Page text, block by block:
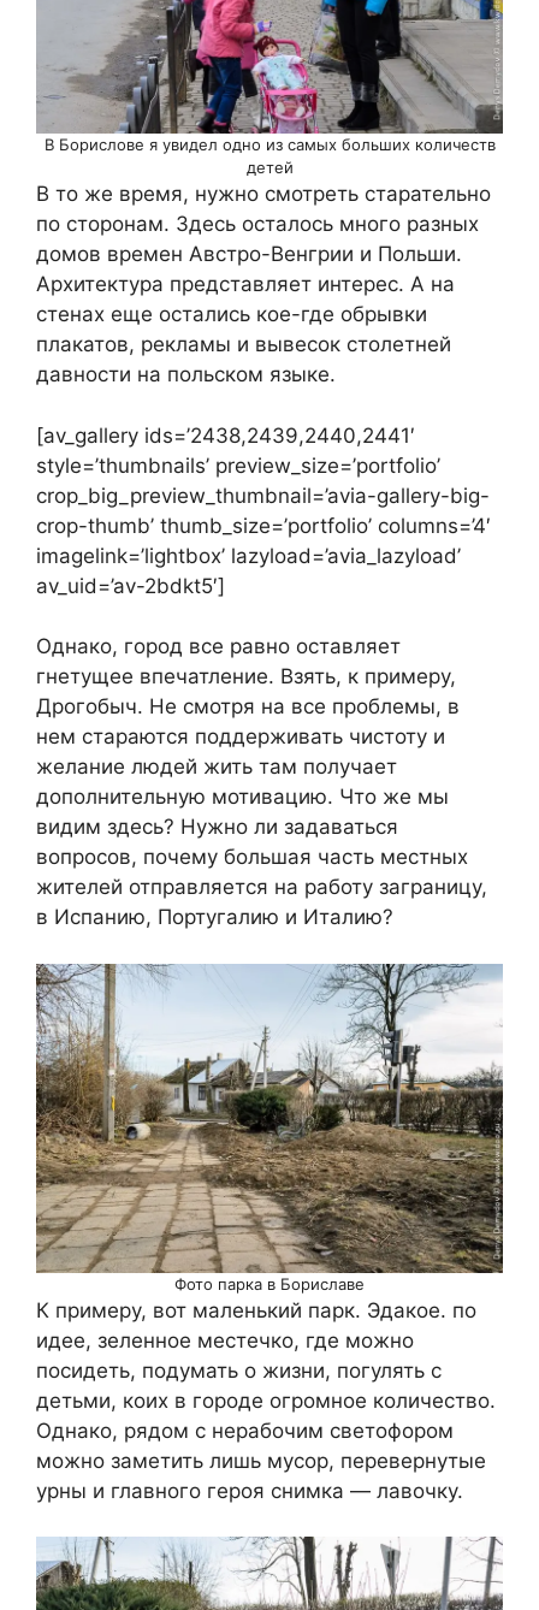
В Борислове я увидел одно из самых больших количеств
детей
В то же время, нужно смотреть старательно
по сторонам. Здесь осталось много разных
домов времен Австро-Венгрии и Польши.
Архитектура представляет интерес. А на
стенах еще остались кое-где обрывки
плакатов, рекламы и вывесок столетней
давности на польском языке.
[av_gallery ids=’2438,2439,2440,2441′
style=’thumbnails’ preview_size=’portfolio’
crop_big_preview_thumbnail=’avia-gallery-big-
crop-thumb’ thumb_size=’portfolio’ columns=’4′
imagelink=’lightbox’ lazyload=’avia_lazyload’
av_uid=’av-2bdkt5′]
Однако, город все равно оставляет
гнетущее впечатление. Взять, к примеру,
Дрогобыч. Не смотря на все проблемы, в
нем стараются поддерживать чистоту и
желание людей жить там получает
дополнительную мотивацию. Что же мы
видим здесь? Нужно ли задаваться
вопросов, почему большая часть местных
жителей отправляется на работу заграницу,
в Испанию, Португалию и Италию?
Фото парка в Бориславе
К примеру, вот маленький парк. Эдакое. по
идее, зеленное местечко, где можно
посидеть, подумать о жизни, погулять с
детьми, коих в городе огромное количество.
Однако, рядом с нерабочим светофором
можно заметить лишь мусор, перевернутые
урны и главного героя снимка — лавочку.